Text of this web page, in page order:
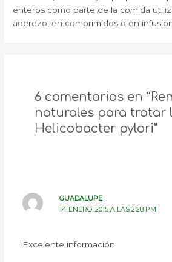
enteros como parte de la comida
aderezo, en comprimidos o en
6 comentarios en
naturales para tratar
Helicobacter pylori”
GUADALUPE
14 ENERO, 2015 A LAS 2:28 PM
Excelente información.